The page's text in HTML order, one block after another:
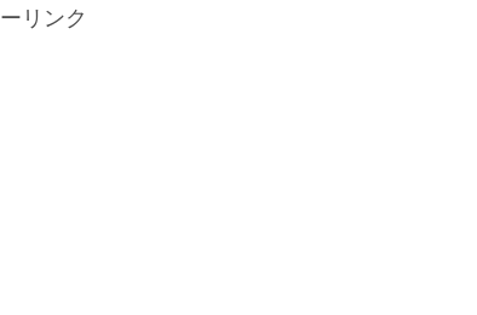
リンク